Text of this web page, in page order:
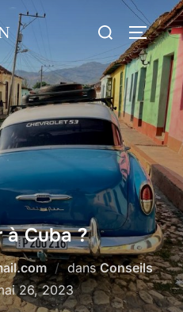
Rechercher :
à Cuba ?
dansConseils
26, 2023